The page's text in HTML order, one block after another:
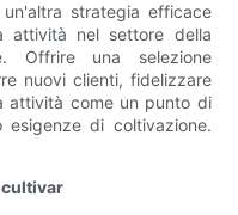
strategia efficace
attività nel settore della
Offrire una selezione
nuovi clienti, fidelizzare
attività come un punto di
di coltivazione.
cultivar